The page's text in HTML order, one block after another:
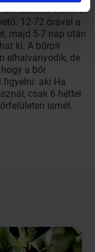
reakció,
12-72 órával a
majd 5-7 nap után
ki. A bőrpír
elhalványodik, de
a bőr
aki Ha
csak 6 héttel
ismét.